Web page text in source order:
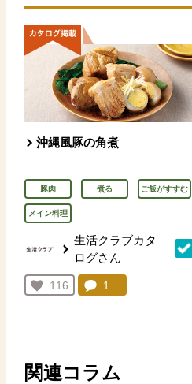
沖縄風豚の角煮
豚肉 煮る ご飯がすすむ
メイン料理
生活クラブカタ
ログさん
お気に入り登録：
116
人が登録
コメント：
1
関連コラム